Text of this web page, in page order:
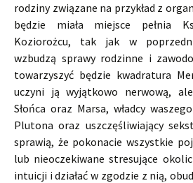
rodziny związane na przykład z
będzie miała miejsce pełnia
Koziorożcu, tak jak w
wzbudzą sprawy rodzinne i
towarzyszyć będzie kwadratura
uczyni ją wyjątkowo nerwową,
Słońca oraz Marsa, władcy
Plutona oraz uszczęśliwiający
sprawią, że pokonacie wszystkie
lub nieoczekiwane stresujące
intuicji i działać w zgodzie z nią,